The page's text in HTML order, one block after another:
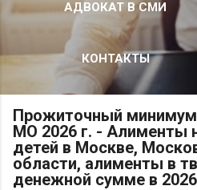
АДВОКАТ В СМИ
КОНТАКТЫ
Прожиточный
МО 2026 г. - Алименты
детей в Москве,
области, алименты в
денежной сумме в